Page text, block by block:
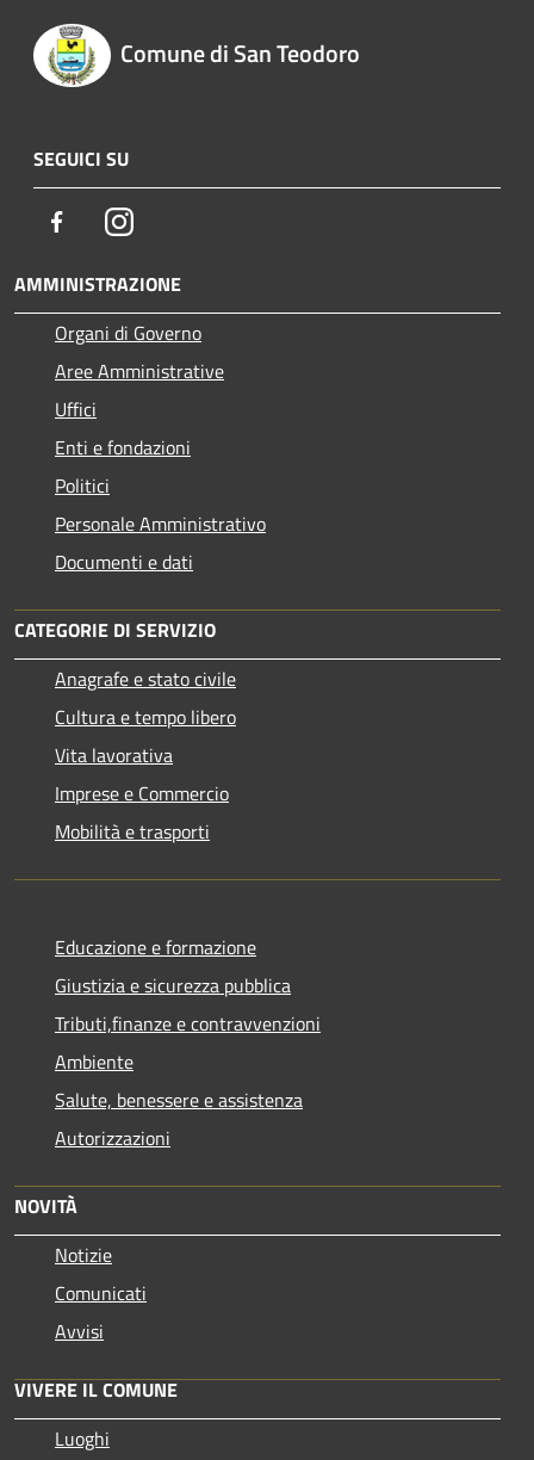
Comune di San Teodoro
SEGUICI SU
FacebookInstagram
AMMINISTRAZIONE
Organi di Governo
Aree Amministrative
Uffici
Enti e fondazioni
Politici
Personale Amministrativo
Documenti e dati
CATEGORIE DI SERVIZIO
Anagrafe e stato civile
Cultura e tempo libero
Vita lavorativa
Imprese e Commercio
Mobilità e trasporti
Educazione e formazione
Giustizia e sicurezza pubblica
Tributi,finanze e contravvenzioni
Ambiente
Salute, benessere e assistenza
Autorizzazioni
NOVITÀ
Notizie
Comunicati
Avvisi
VIVERE IL COMUNE
Luoghi